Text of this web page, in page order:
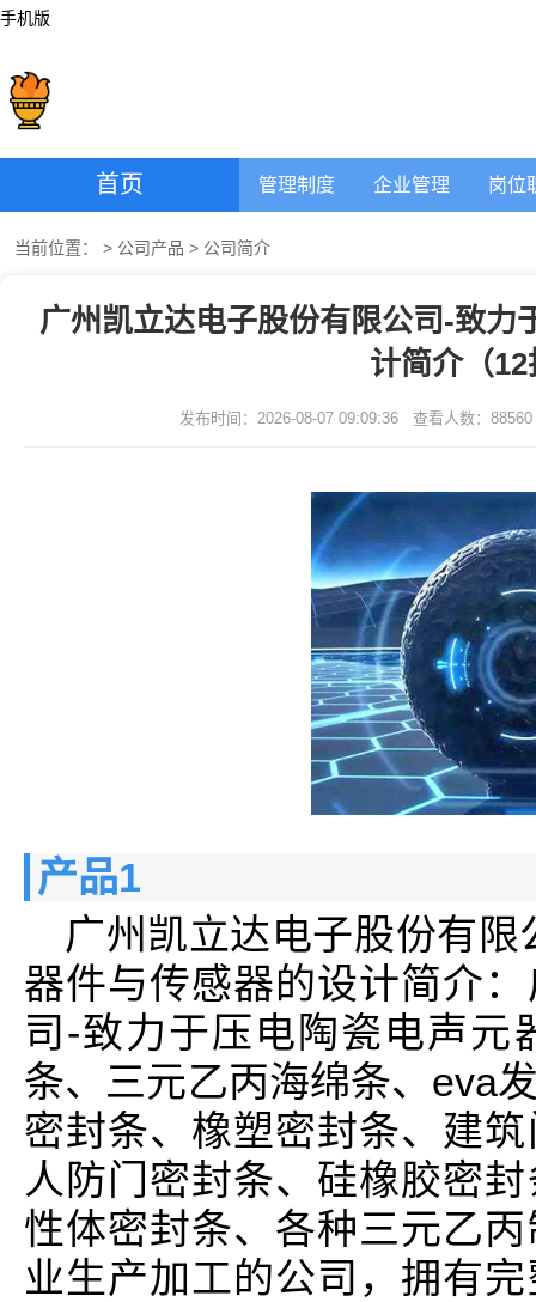
手机版
首页 管理制度 企业管理 岗位
当前位置： > 公司产品 > 公司简介
广州凯立达电子股份有限公司-致力
计简介（
发布时间：2026-08-07 09:09:36 查看人数： 88560
产品1
广州凯立达电子股份有
器件与传感器的设计简介
司-致力于压电陶瓷电声元
条、三元乙丙海绵条、eva
密封条、橡塑密封条、建
人防门密封条、硅橡胶密
性体密封条、各种三元乙
业生产加工的公司，拥有